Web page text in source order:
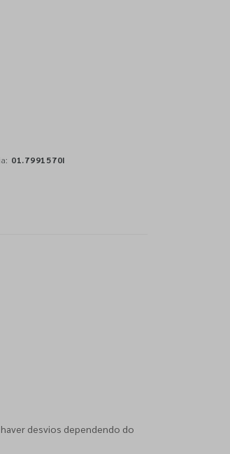
01.7991570I
desvios dependendo do